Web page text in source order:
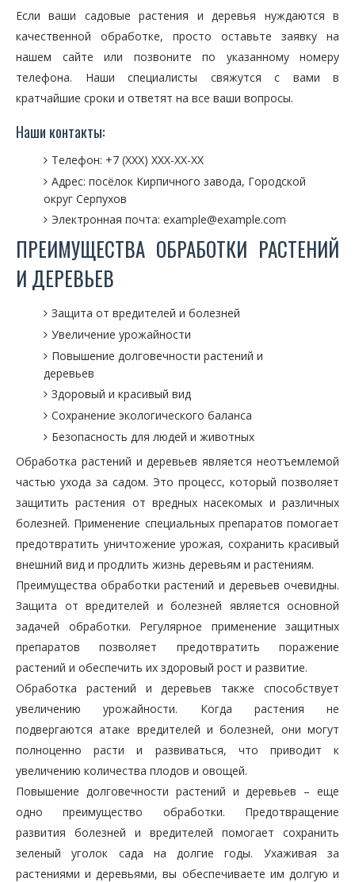
Если ваши садовые растения и деревья нуждаются в
качественной обработке, просто оставьте заявку на
нашем сайте или позвоните по указанному номеру
телефона. Наши специалисты свяжутся с вами в
кратчайшие сроки и ответят на все ваши вопросы.
Наши контакты:
Телефон: +7 (XXX) XXX-XX-XX
Адрес: посёлок Кирпичного завода, Городской
округ Серпухов
Электронная почта: example@example.com
ПРЕИМУЩЕСТВА ОБРАБОТКИ РАСТЕНИЙ
И ДЕРЕВЬЕВ
Защита от вредителей и болезней
Увеличение урожайности
Повышение долговечности растений и
деревьев
Здоровый и красивый вид
Сохранение экологического баланса
Безопасность для людей и животных
Обработка растений и деревьев является неотъемлемой
частью ухода за садом. Это процесс, который позволяет
защитить растения от вредных насекомых и различных
болезней. Применение специальных препаратов помогает
предотвратить уничтожение урожая, сохранить красивый
внешний вид и продлить жизнь деревьям и растениям.
Преимущества обработки растений и деревьев очевидны.
Защита от вредителей и болезней является основной
задачей обработки. Регулярное применение защитных
препаратов позволяет предотвратить поражение
растений и обеспечить их здоровый рост и развитие.
Обработка растений и деревьев также способствует
увеличению урожайности. Когда растения не
подвергаются атаке вредителей и болезней, они могут
полноценно расти и развиваться, что приводит к
увеличению количества плодов и овощей.
Повышение долговечности растений и деревьев – еще
одно преимущество обработки. Предотвращение
развития болезней и вредителей помогает сохранить
зеленый уголок сада на долгие годы. Ухаживая за
растениями и деревьями, вы обеспечиваете им долгую и